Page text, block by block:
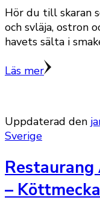
Hör du till skaran
och svläja, ostron
havets sälta i
Läs mer
Uppdaterad den
Sverige
Restaurang
–